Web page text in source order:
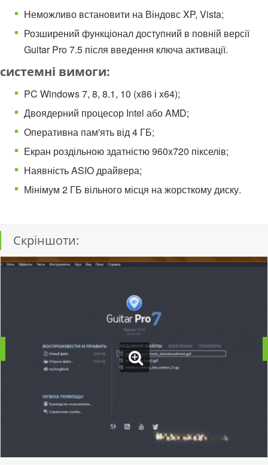
Неможливо встановити на Віндовс XP, Vista;
Розширений функціонал доступний в повній версії
Guitar Pro 7.5 після введення ключа активації.
системні вимоги:
PC Windows 7, 8, 8.1, 10 (x86 і x64);
Двоядерний процесор Intel або AMD;
Оперативна пам'ять від 4 ГБ;
Екран роздільною здатністю 960x720 пікселів;
Наявність ASIO драйвера;
Мінімум 2 ГБ вільного місця на жорсткому диску.
Скріншоти: